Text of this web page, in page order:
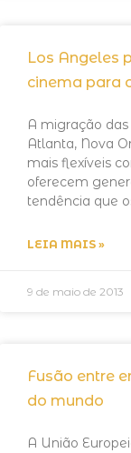
Los Angeles
cinema para
A migração
Atlanta, Nova
mais flexíveis
oferecem
tendência que
LEIA MAIS »
9 de maio de 2013
Fusão entre
do mundo
A União